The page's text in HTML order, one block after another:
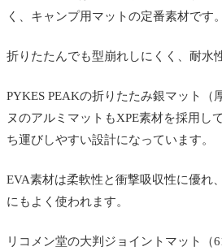
く、キャンプ用マットの定番素材です。
折りたたんでも型崩れしにくく、耐水
PYKES PEAKの折りたたみ銀マット（
ヌのアルミマットもXPE素材を採用し
ち運びしやすい設計になっています。
EVA素材は柔軟性と衝撃吸収性に優れ
にもよく使われます。
リコメン堂の大判ジョイントマット（